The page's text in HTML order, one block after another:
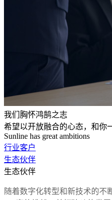
我们胸怀鸿鹄之志
希望以开放融合的心态，和你
Sunline has great ambitions
行业客户
生态伙伴
生态伙伴
随着数字化转型和新技术的不